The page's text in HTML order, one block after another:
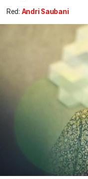
Red: Andri Saubani